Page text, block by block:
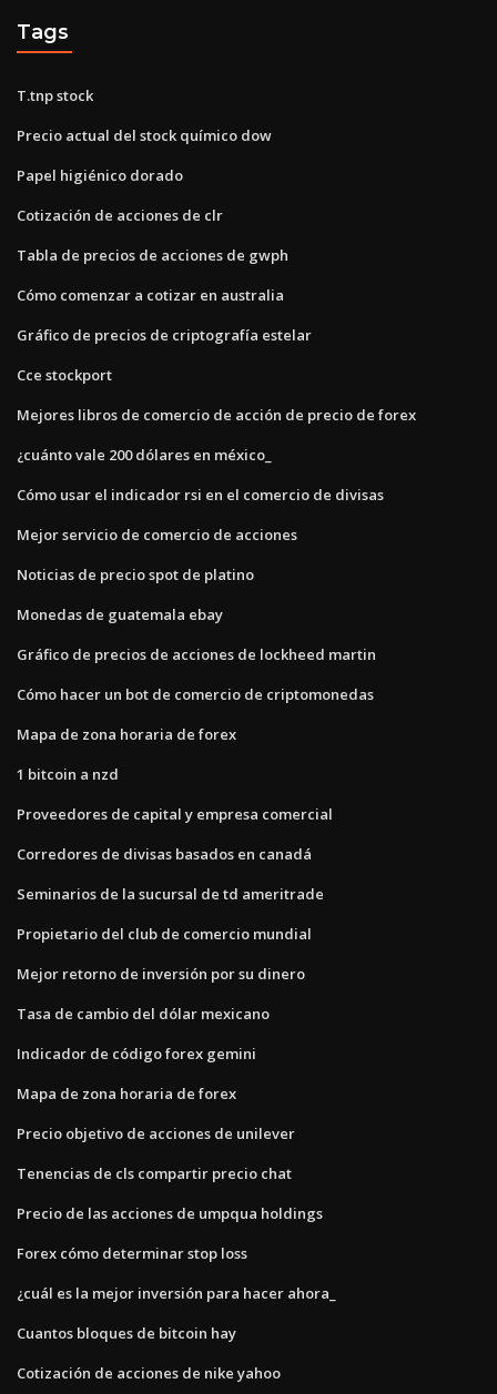
Tags
T.tnp stock
Precio actual del stock químico dow
Papel higiénico dorado
Cotización de acciones de clr
Tabla de precios de acciones de gwph
Cómo comenzar a cotizar en australia
Gráfico de precios de criptografía estelar
Cce stockport
Mejores libros de comercio de acción de precio de forex
¿cuánto vale 200 dólares en méxico_
Cómo usar el indicador rsi en el comercio de divisas
Mejor servicio de comercio de acciones
Noticias de precio spot de platino
Monedas de guatemala ebay
Gráfico de precios de acciones de lockheed martin
Cómo hacer un bot de comercio de criptomonedas
Mapa de zona horaria de forex
1 bitcoin a nzd
Proveedores de capital y empresa comercial
Corredores de divisas basados ​​en canadá
Seminarios de la sucursal de td ameritrade
Propietario del club de comercio mundial
Mejor retorno de inversión por su dinero
Tasa de cambio del dólar mexicano
Indicador de código forex gemini
Mapa de zona horaria de forex
Precio objetivo de acciones de unilever
Tenencias de cls compartir precio chat
Precio de las acciones de umpqua holdings
Forex cómo determinar stop loss
¿cuál es la mejor inversión para hacer ahora_
Cuantos bloques de bitcoin hay
Cotización de acciones de nike yahoo